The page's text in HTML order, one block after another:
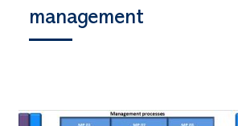
management